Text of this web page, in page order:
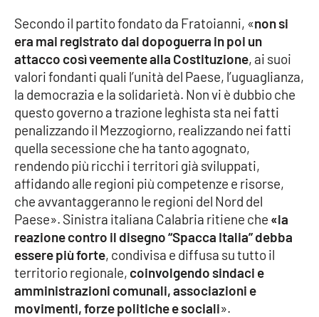
Secondo il partito fondato da Fratoianni, «non si
era mai registrato dal dopoguerra in poi un
attacco così veemente alla Costituzione, ai suoi
valori fondanti quali l’unità del Paese, l’uguaglianza,
la democrazia e la solidarietà. Non vi è dubbio che
questo governo a trazione leghista sta nei fatti
penalizzando il Mezzogiorno, realizzando nei fatti
quella secessione che ha tanto agognato,
rendendo più ricchi i territori già sviluppati,
affidando alle regioni più competenze e risorse,
che avvantaggeranno le regioni del Nord del
Paese». Sinistra italiana Calabria ritiene che «la
reazione contro il disegno “Spacca Italia” debba
essere più forte, condivisa e diffusa su tutto il
territorio regionale, coinvolgendo sindaci e
amministrazioni comunali, associazioni e
movimenti, forze politiche e sociali».